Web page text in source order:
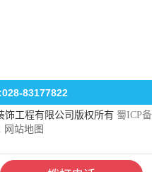
83177822
饰工程有限公司版权所有 蜀ICP备
网站地图